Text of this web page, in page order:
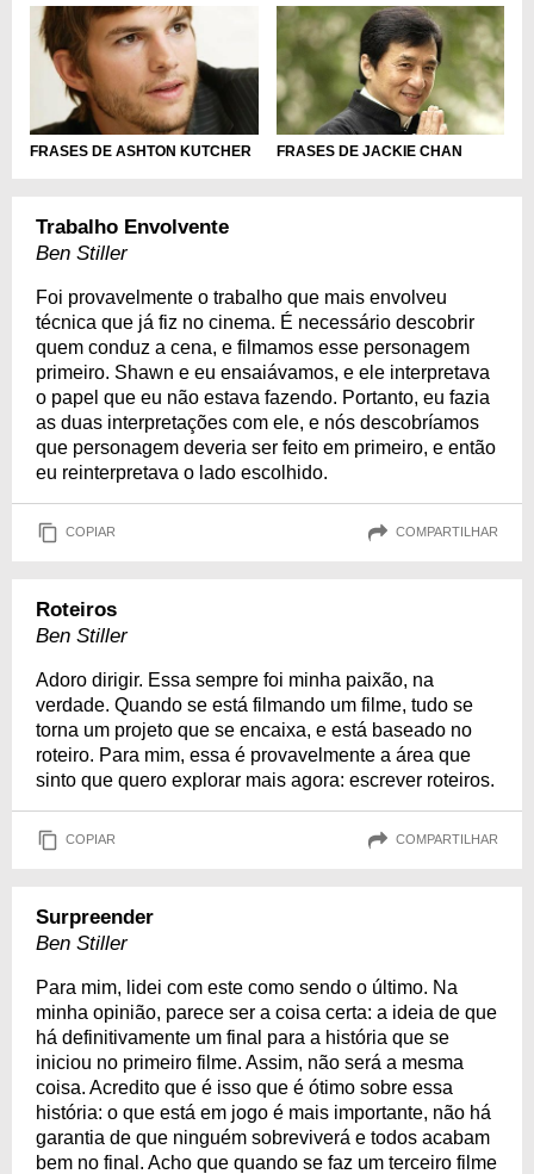
FRASES DE ASHTON KUTCHER FRASES DE JACKIE CHAN
Trabalho Envolvente
Ben Stiller
Foi provavelmente o trabalho que mais envolveu
técnica que já fiz no cinema. É necessário descobrir
quem conduz a cena, e filmamos esse personagem
primeiro. Shawn e eu ensaiávamos, e ele interpretava
o papel que eu não estava fazendo. Portanto, eu fazia
as duas interpretações com ele, e nós descobríamos
que personagem deveria ser feito em primeiro, e então
eu reinterpretava o lado escolhido.
COPIAR COMPARTILHAR
Roteiros
Ben Stiller
Adoro dirigir. Essa sempre foi minha paixão, na
verdade. Quando se está filmando um filme, tudo se
torna um projeto que se encaixa, e está baseado no
roteiro. Para mim, essa é provavelmente a área que
sinto que quero explorar mais agora: escrever roteiros.
COPIAR COMPARTILHAR
Surpreender
Ben Stiller
Para mim, lidei com este como sendo o último. Na
minha opinião, parece ser a coisa certa: a ideia de que
há definitivamente um final para a história que se
iniciou no primeiro filme. Assim, não será a mesma
coisa. Acredito que é isso que é ótimo sobre essa
história: o que está em jogo é mais importante, não há
garantia de que ninguém sobreviverá e todos acabam
bem no final. Acho que quando se faz um terceiro filme